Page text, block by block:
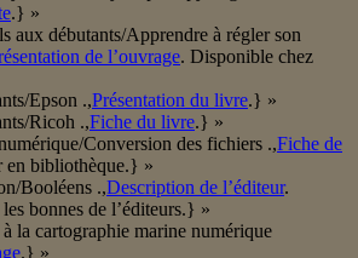
.} »
aux débutants/Apprendre à régler son
de l’ouvrage. Disponible chez
Epson .,Présentation du livre.} »
Ricoh .,Fiche du livre.} »
Conversion des fichiers .,Fiche de
en bibliothèque.} »
Booléens .,Description de l’éditeur.
bonnes de l’éditeurs.} »
la cartographie marine numérique
.} »